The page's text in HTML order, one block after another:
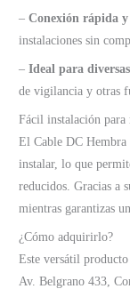
–Conexión rápida y
instalaciones sin
–Ideal para
de vigilancia y otras
Fácil instalación para
El Cable DC
instalar, lo que
reducidos. Gracias a
mientras garantizas
¿Cómo adquirirlo?
Este versátil
Av. Belgrano 433,